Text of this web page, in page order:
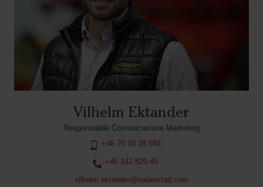
Vilhelm Ektander
Responsabile Comunicazione Marketing
+46 70 28 28 694
+46 142 820 45
vilhelm.ektander@vaderstad.com